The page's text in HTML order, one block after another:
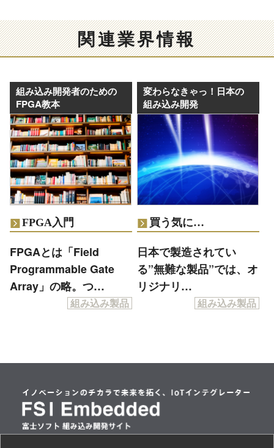
個人情報保護への取り組み
関連業界情報
組み込み開発者のための
FPGA教本
FPGA入門
FPGAとは「Field
Programmable Gate
Array」の略。つ…
組み込み製品
変わらなきゃっ！日本の
組み込み開発
買う気に…
日本で製造されてい
る”無難な製品”では、オ
リジナリ…
組み込み製品